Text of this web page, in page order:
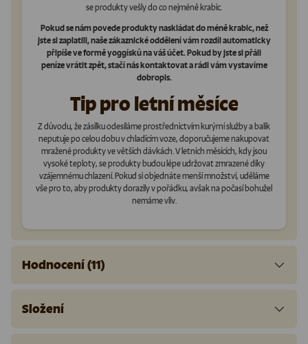
se produkty vešly do co nejméně krabic.
Pokud se nám povede produkty naskládat do méně krabic, než
jste si zaplatili, naše zákaznické oddělení vám rozdíl automaticky
připíše ve formě yoggísků na váš účet. Pokud by jste si přáli
peníze vrátit zpět, stačí nás kontaktovat a rádi vám vystavíme
dobropis.
Tip pro letní měsíce
Z důvodu, že zásilku odesíláme prostřednictvím kurýrní služby a balík
neputuje po celou dobu v chladícím voze, doporučujeme nakupovat
mražené produkty ve větších dávkách. V letních měsících, kdy jsou
vysoké teploty, se produkty budou lépe udržovat zmrazené díky
vzájemnému chlazení. Pokud si objednáte menší množství, uděláme
vše pro to, aby produkty dorazily v pořádku, avšak na počasí bohužel
nemáme vliv.
Hodnocení (11)
Složení